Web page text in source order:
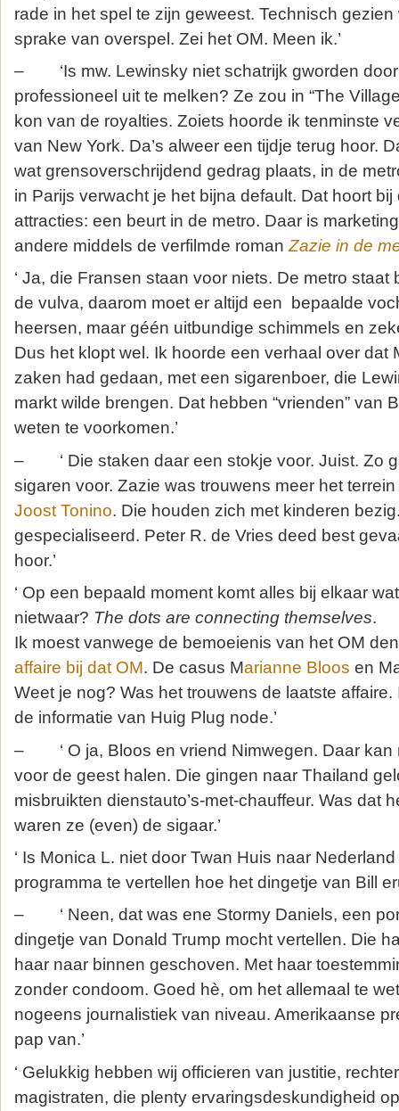
rade in het spel te zijn geweest. Technisch
sprake van overspel. Zei het OM. Meen ik.’
– ‘Is mw. Lewinsky niet schatrijk gworden door
professioneel uit te melken? Ze zou in “The
kon van de royalties. Zoiets hoorde ik tenminste
van New York. Da’s alweer een tijdje terug hoor.
wat grensoverschrijdend gedrag plaats, in de
in Parijs verwacht je het bijna default. Dat hoort
attracties: een beurt in de metro. Daar is
andere middels de verfilmde roman Zazie in de
‘ Ja, die Fransen staan voor niets. De metro
de vulva, daarom moet er altijd een bepaalde
heersen, maar géén uitbundige schimmels en
Dus het klopt wel. Ik hoorde een verhaal over dat
zaken had gedaan, met een sigarenboer, die
markt wilde brengen. Dat hebben “vrienden” van
weten te voorkomen.’
– ‘ Die staken daar een stokje voor. Juist. Zo
sigaren voor. Zazie was trouwens meer het
Joost Tonino. Die houden zich met kinderen
gespecialiseerd. Peter R. de Vries deed best
hoor.’
‘ Op een bepaald moment komt alles bij elkaar
nietwaar? The dots are connecting themselves.
Ik moest vanwege de bemoeienis van het OM
affaire bij dat OM. De casus Marianne Bloos en
Weet je nog? Was het trouwens de laatste
de informatie van Huig Plug node.’
– ‘ O ja, Bloos en vriend Nimwegen. Daar kan
voor de geest halen. Die gingen naar Thailand
misbruikten dienstauto’s-met-chauffeur. Was dat
waren ze (even) de sigaar.’
‘ Is Monica L. niet door Twan Huis naar
programma te vertellen hoe het dingetje van Bill
– ‘ Neen, dat was ene Stormy Daniels, een
dingetje van Donald Trump mocht vertellen. Die
haar naar binnen geschoven. Met haar
zonder condoom. Goed hè, om het allemaal te
nogeens journalistiek van niveau. Amerikaanse
pap van.’
‘ Gelukkig hebben wij officieren van justitie,
magistraten, die plenty ervaringsdeskundigheid